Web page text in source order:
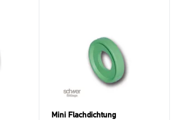
Mini Flachdichtung